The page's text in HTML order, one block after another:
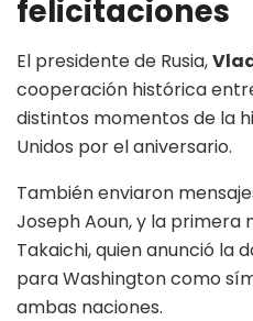
felicitaciones
El presidente de Rusia,
cooperación histórica
distintos momentos de la
Unidos por el aniversario.
También enviaron
Joseph Aoun, y la primera
Takaichi, quien anunció la
para Washington como
ambas naciones.